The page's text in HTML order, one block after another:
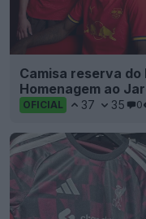
Camisa reserva do
Homenagem ao
OFICIAL 37 35 0